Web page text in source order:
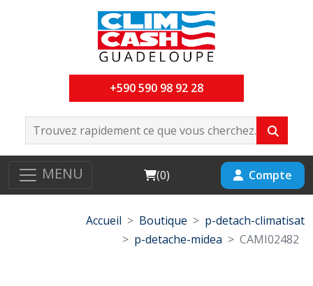
+590 590 98 92 28
MENU Cart
(0) Compte
Accueil Boutique
p-detach-climatisat
p-detache-midea
CAMI02482